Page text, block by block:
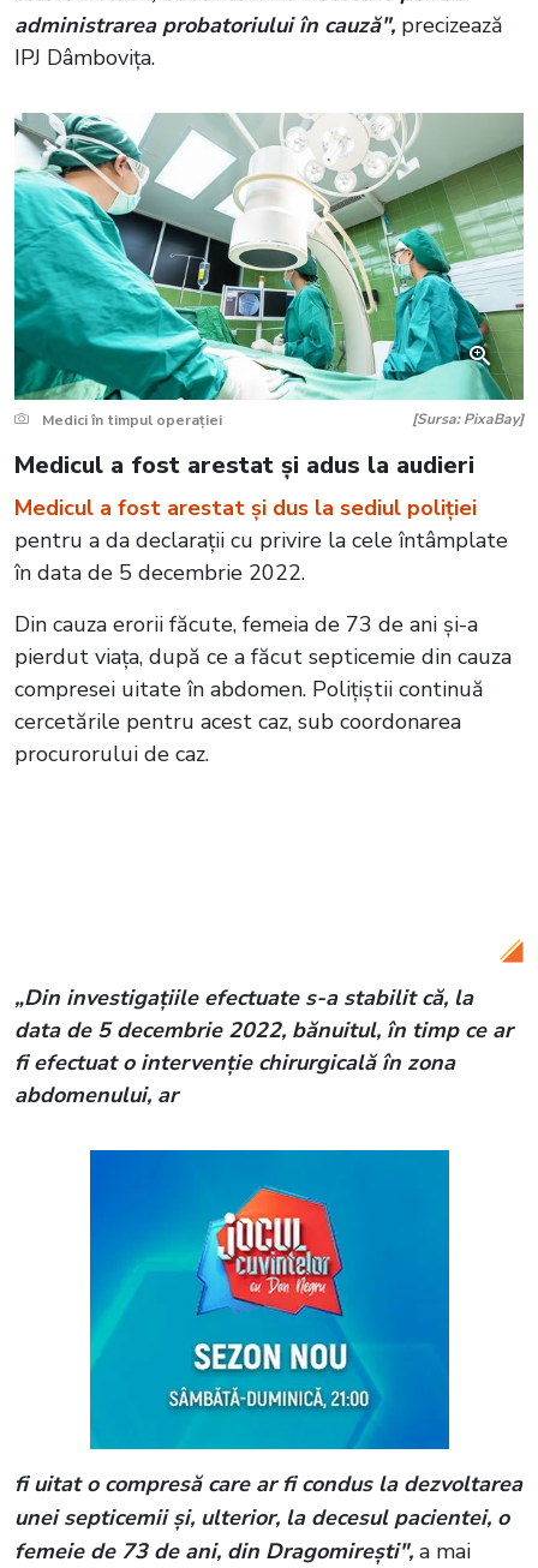
administrarea probatoriului în cauză", precizează
IPJ Dâmbovița.
Medici în timpul operației [Sursa: PixaBay]
Medicul a fost arestat și adus la audieri
Medicul a fost arestat și dus la sediul poliției
pentru a da declarații cu privire la cele întâmplate
în data de 5 decembrie 2022.
Din cauza erorii făcute, femeia de 73 de ani și-a
pierdut viața, după ce a făcut septicemie din cauza
compresei uitate în abdomen. Polițiștii continuă
cercetările pentru acest caz, sub coordonarea
procurorului de caz.
„Din investigaţiile efectuate s-a stabilit că, la
data de 5 decembrie 2022, bănuitul, în timp ce ar
fi efectuat o intervenţie chirurgicală în zona
abdomenului, ar
fi uitat o compresă care ar fi condus la dezvoltarea
unei septicemii şi, ulterior, la decesul pacientei, o
femeie de 73 de ani, din Dragomireşti", a mai